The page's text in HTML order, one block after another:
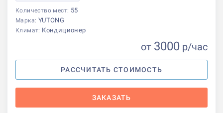
Количество мест: 55
Марка: YUTONG
Климат: Кондиционер
от 3000 р/час
РАССЧИТАТЬ СТОИМОСТЬ
ЗАКАЗАТЬ